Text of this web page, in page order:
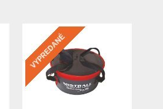
VYPREDANÉ